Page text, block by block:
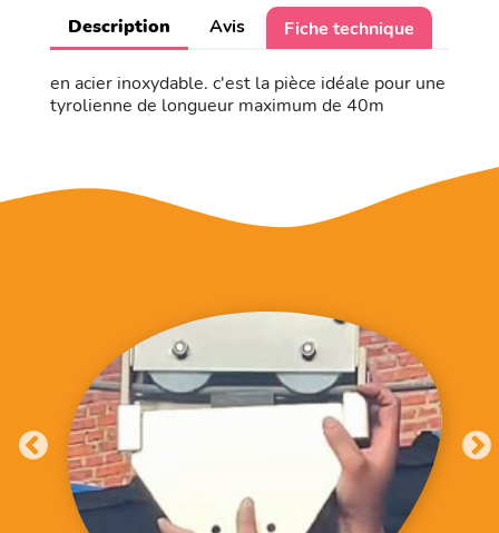
Description Avis Fiche technique
en acier inoxydable. c'est la pièce idéale pour une
tyrolienne de longueur maximum de 40m